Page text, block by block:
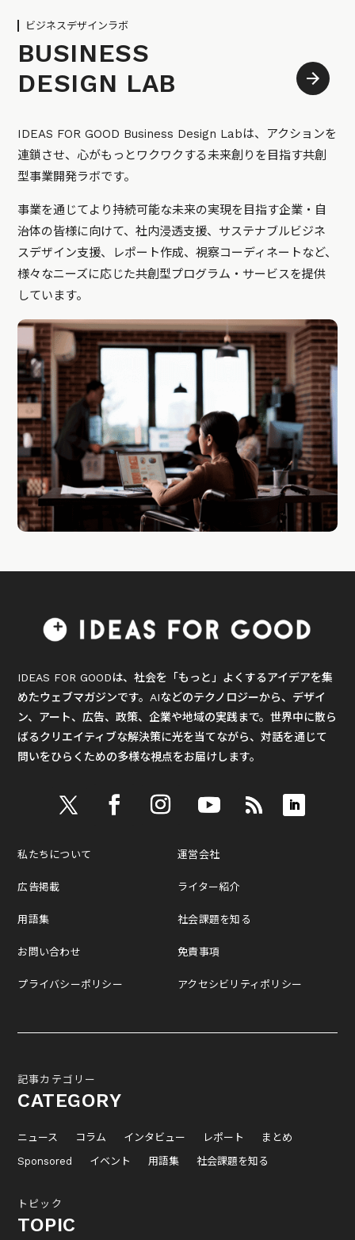
ビジネスデザインラボ
BUSINESS
DESIGN LAB
IDEAS FOR GOOD Business Design Labは、アクションを
連鎖させ、心がもっとワクワクする未来創りを目指す共創
型事業開発ラボです。
事業を通じてより持続可能な未来の実現を目指す企業・自
治体の皆様に向けて、社内浸透支援、サステナブルビジネ
スデザイン支援、レポート作成、視察コーディネートなど、
様々なニーズに応じた共創型プログラム・サービスを提供
しています。
IDEAS FOR GOODは、社会を「もっと」よくするアイデアを集
めたウェブマガジンです。AIなどのテクノロジーから、デザイ
ン、アート、広告、政策、企業や地域の実践まで。世界中に散ら
ばるクリエイティブな解決策に光を当てながら、対話を通じて
問いをひらくための多様な視点をお届けします。
私たちについて
広告掲載
用語集
お問い合わせ
プライバシーポリシー
運営会社
ライター紹介
社会課題を知る
免責事項
アクセシビリティポリシー
記事カテゴリー
CATEGORY
ニュース コラム インタビュー レポート
まとめ
Sponsored
イベント 用語集 社会課題を知る
トピック
TOPIC